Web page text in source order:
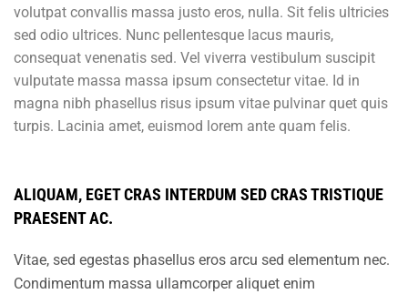
volutpat convallis massa justo eros, nulla. Sit felis ultricies
sed odio ultrices. Nunc pellentesque lacus mauris,
consequat venenatis sed. Vel viverra vestibulum suscipit
vulputate massa massa ipsum consectetur vitae. Id in
magna nibh phasellus risus ipsum vitae pulvinar quet quis
turpis. Lacinia amet, euismod lorem ante quam felis.
ALIQUAM, EGET CRAS INTERDUM SED CRAS TRISTIQUE
PRAESENT AC.
Vitae, sed egestas phasellus eros arcu sed elementum nec.
Condimentum massa ullamcorper aliquet enim